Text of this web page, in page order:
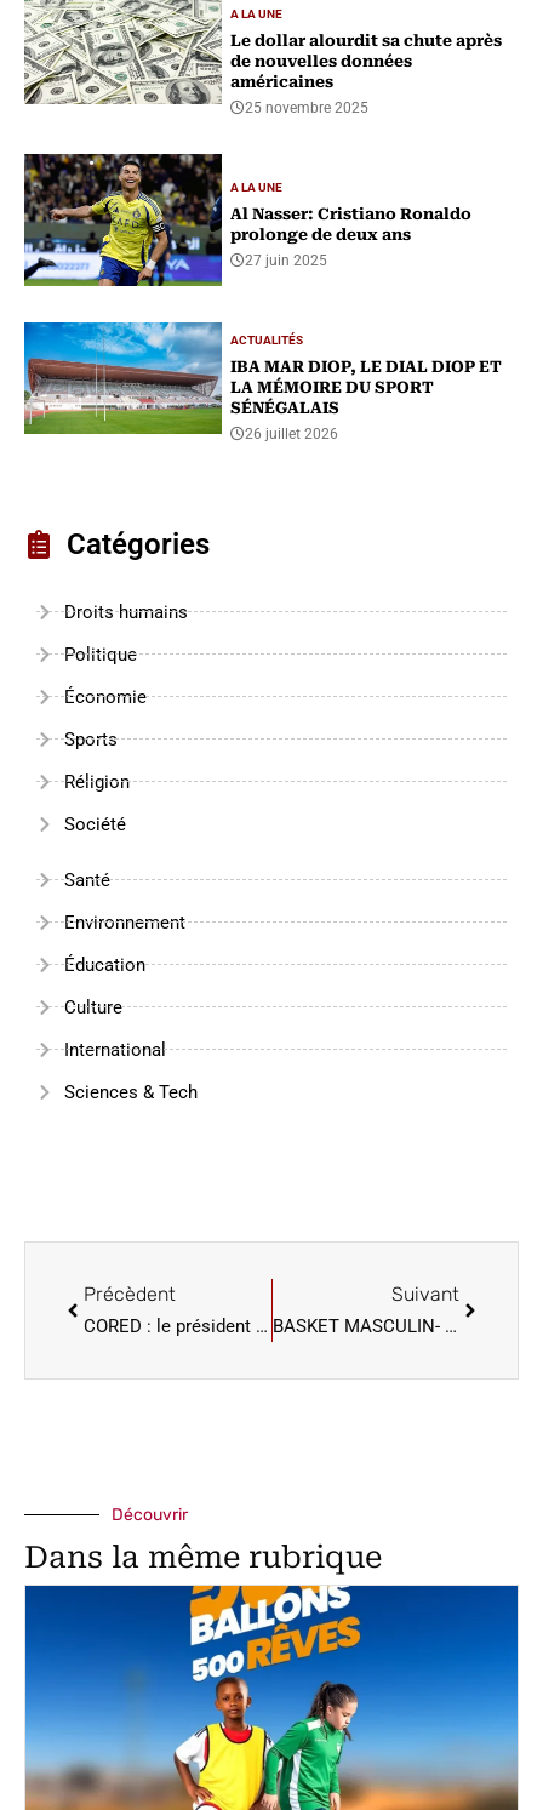
A LA UNE
Le dollar alourdit sa chute après
de nouvelles données
américaines
25 novembre 2025
A LA UNE
Al Nasser: Cristiano Ronaldo
prolonge de deux ans
27 juin 2025
ACTUALITÉS
IBA MAR DIOP, LE DIAL DIOP ET
LA MÉMOIRE DU SPORT
SÉNÉGALAIS
26 juillet 2026
Catégories
Droits humains
Politique
Économie
Sports
Réligion
Société
Santé
Environnement
Éducation
Culture
International
Sciences & Tech
Précèdent
CORED : le président du tribunal des pairs plaide pour le renforcement des moyens de l’organe d’autorégulation
Suivant
BASKET MASCULIN- 3E FENETRE SUALIFICATIVE MONDIAL QATAR 2027: La Côte d’Ivoire domine Madagascar 118-102
Découvrir
Dans la même rubrique